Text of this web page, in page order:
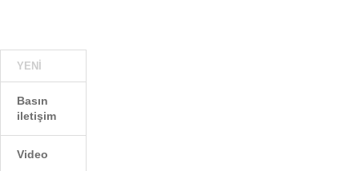
YENI
Basın
iletişim
Video